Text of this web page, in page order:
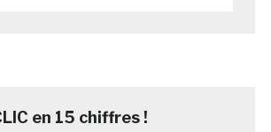
en 15 chiffres !